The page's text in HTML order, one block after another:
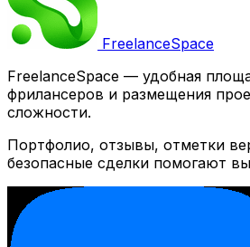
FreelanceSpace
FreelanceSpace — удобная
фрилансеров и размещения
сложности.
Портфолио, отзывы, отметки
безопасные сделки помогают